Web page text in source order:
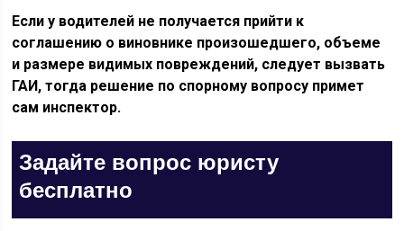
Если у водителей не получается прийти к
соглашению о виновнике произошедшего, объеме
и размере видимых повреждений, следует вызвать
ГАИ, тогда решение по спорному вопросу примет
сам инспектор.